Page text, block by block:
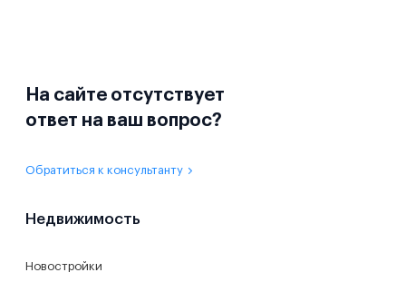
На сайте отсутствует
ответ на ваш вопрос?
Обратиться к консультанту
Недвижимость
Новостройки